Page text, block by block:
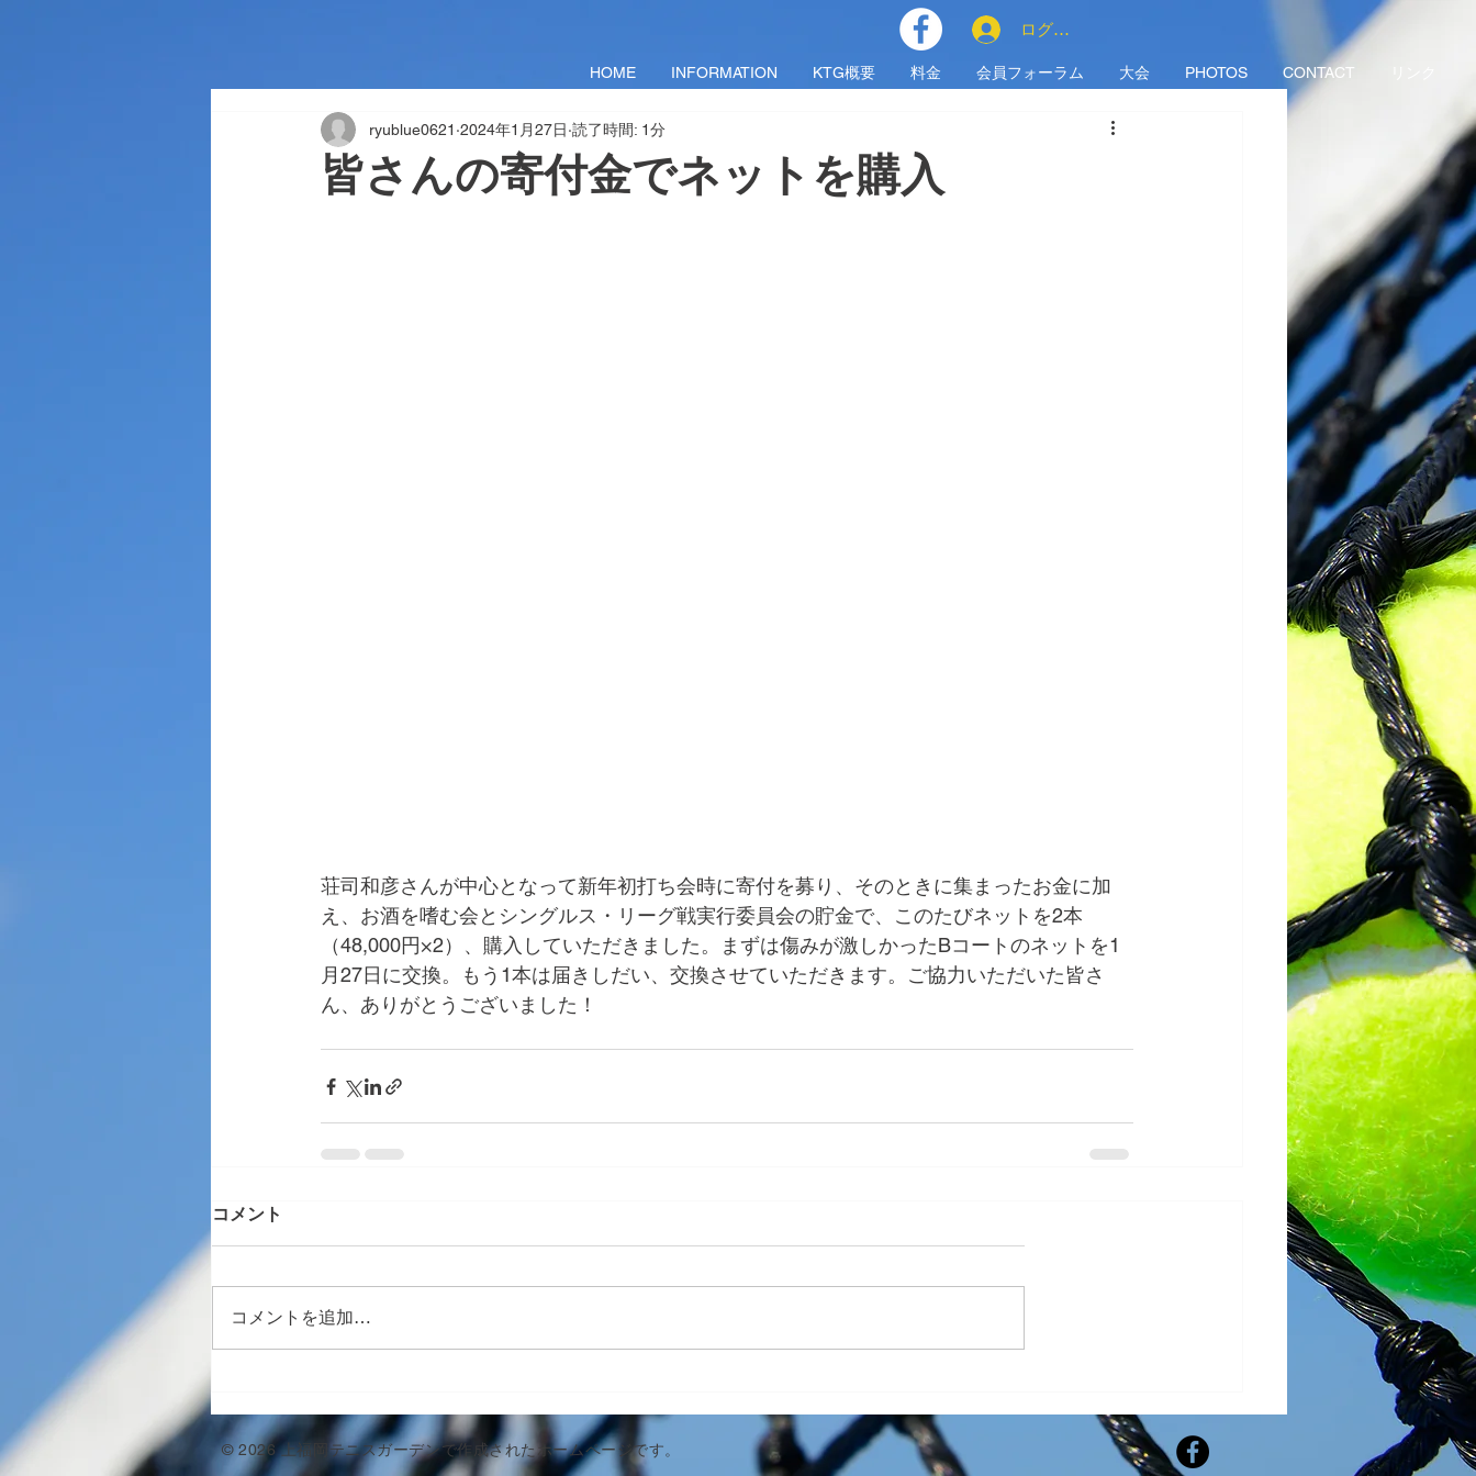
HOME INFORMATION KTG概要 料金 会員フォーラム 大会 PHOTOS CONTACT
ログイン
皆さんの寄付金でネットを購入
ryublue0621 2024年1月27日 読了時間: 1分
荘司和彦さんが中心となって新年初打ち会時に寄付を募り、そのときに集まったお金に加
え、お酒を嗜む会とシングルス・リーグ戦実行委員会の貯金で、このたびネットを2本
（48,000円×2）、購入していただきました。まずは傷みが激しかったBコートのネットを1
月27日に交換。もう1本は届きしだい、交換させていただきます。ご協力いただいた皆さ
ん、ありがとうございました！
コメント
コメントを追加…
© 2026 上福岡テニスガーデンで作成されたホームページです。